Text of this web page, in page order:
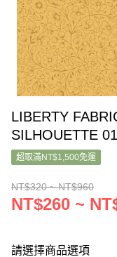
LIBERTY
SILHOUETTE
超取滿NT$1,500免運
NT$320 ~ NT$960
NT$260 ~
請選擇商品選項